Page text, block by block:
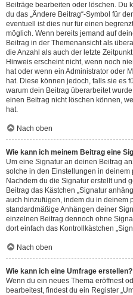
Beiträge bearbeiten oder löschen. Du
du das „Ändere Beitrag“-Symbol für
eventuell ist dies nur für einen
möglich. Wenn bereits jemand auf
Beitrag in der Themenansicht als
die Anzahl als auch der letzte
Hinweis erscheint nicht, wenn noch
hat oder wenn ein Administrator oder
hat. Diese können jedoch, falls sie es
warum dein Beitrag überarbeitet
einen Beitrag nicht löschen können,
hat.
Nach oben
Wie kann ich meinem Beitrag eine
Um eine Signatur an deinen Beitrag
solche in den Einstellungen in
Nachdem du die Signatur erstellt und
Beitrag das Kästchen „Signatur
auch hinzufügen, indem du in deinem
standardmäßige Anhängen deiner
einzelnen Beitrag dennoch ohne
dort einfach das Kontrollkästchen
Nach oben
Wie kann ich eine Umfrage erstellen?
Wenn du ein neues Thema eröffnest
bearbeitest, findest du ein Register